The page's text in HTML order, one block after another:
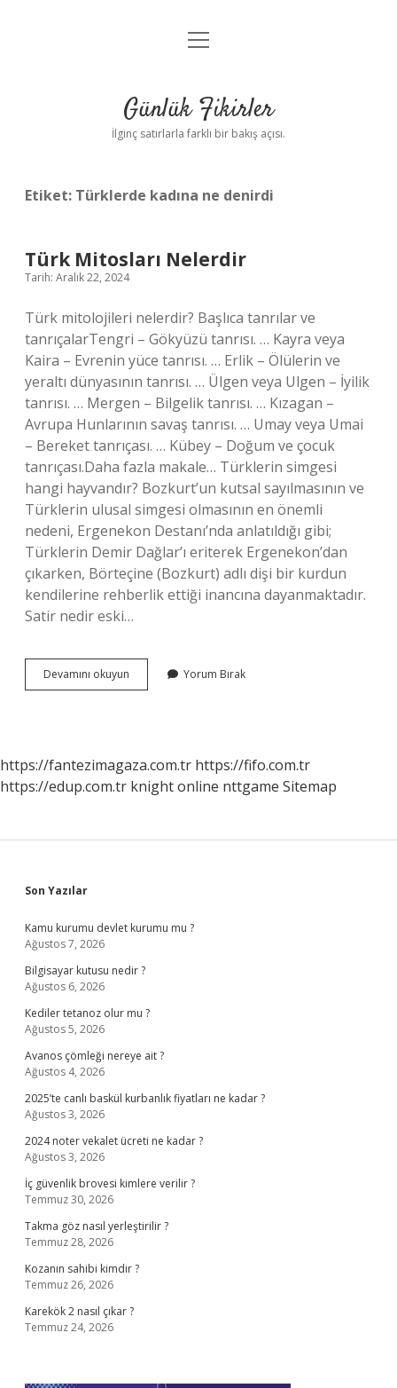
Anasayfa
Yasal Uyarı
menüyü
Günlük Fikirler
İlginç satırlarla farklı bir bakış açısı.
Etiket: Türklerde kadına ne denirdi
Türk Mitosları Nelerdir
Tarih: Aralık 22, 2024
Türk mitolojileri nelerdir? Başlıca tanrılar ve
tanrıçalarTengri – Gökyüzü tanrısı. … Kayra veya
Kaira – Evrenin yüce tanrısı. … Erlik – Ölülerin ve
yeraltı dünyasının tanrısı. … Ülgen veya Ulgen – İyilik
tanrısı. … Mergen – Bilgelik tanrısı. … Kızagan –
Avrupa Hunlarının savaş tanrısı. … Umay veya Umai
– Bereket tanrıçası. … Kübey – Doğum ve çocuk
tanrıçası.Daha fazla makale… Türklerin simgesi
hangi hayvandır? Bozkurt’un kutsal sayılmasının ve
Türklerin ulusal simgesi olmasının en önemli
nedeni, Ergenekon Destanı’nda anlatıldığı gibi;
Türklerin Demir Dağlar’ı eriterek Ergenekon’dan
çıkarken, Börteçine (Bozkurt) adlı dişi bir kurdun
kendilerine rehberlik ettiği inancına dayanmaktadır.
Satir nedir eski…
Devamını okuyun
Mitosları
Yorum Bırak
https://fantezimagaza.com.tr https://fifo.com.tr
https://edup.com.tr knight online nttgame Sitemap
Sidebar
Son Yazılar
Kamu kurumu devlet kurumu mu ?
Ağustos 7, 2026
Bilgisayar kutusu nedir ?
Ağustos 6, 2026
Kediler tetanoz olur mu ?
Ağustos 5, 2026
Avanos çömleği nereye ait ?
Ağustos 4, 2026
2025’te canlı baskül kurbanlık fiyatları ne kadar ?
Ağustos 3, 2026
2024 noter vekalet ücreti ne kadar ?
Ağustos 3, 2026
İç güvenlik brovesi kimlere verilir ?
Temmuz 30, 2026
Takma göz nasıl yerleştirilir ?
Temmuz 28, 2026
Kozanın sahibi kimdir ?
Temmuz 26, 2026
Karekök 2 nasıl çıkar ?
Temmuz 24, 2026